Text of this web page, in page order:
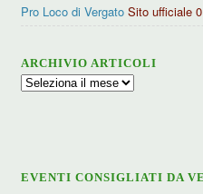
Pro Loco di Vergato Sito ufficiale 0
ARCHIVIO ARTICOLI
Archivio
EVENTI CONSIGLIATI DA